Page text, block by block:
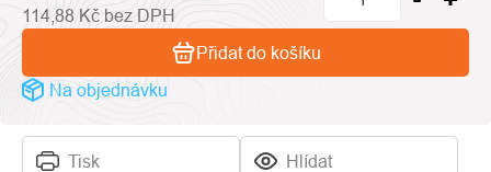
Tisk Hlídat
114,88 Kč bez DPH
Na objednávku
Přidat do košíku